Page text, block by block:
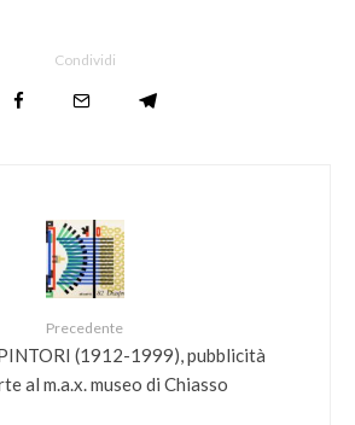
Condividi
Precedente
(1912-1999), pubblicità
al m.a.x. museo di Chiasso